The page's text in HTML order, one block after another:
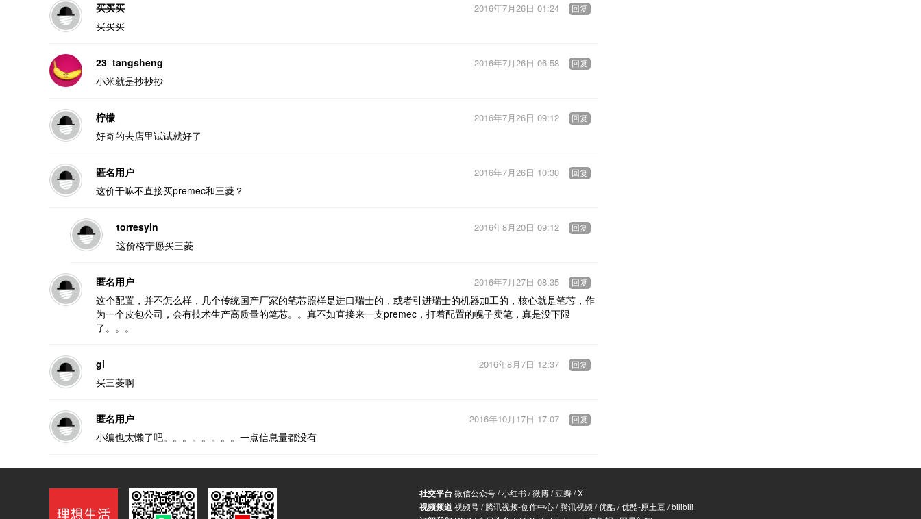
买买买
买买买
2016年7月26日 01:24 回复
23_tangsheng
小米就是抄抄抄
2016年7月26日 06:58 回复
柠檬
好奇的去店里试试就好了
2016年7月26日 09:12 回复
匿名用户
这价干嘛不直接买premec和三菱？
2016年7月26日 10:30 回复
torresyin
这价格宁愿买三菱
2016年8月20日 09:12 回复
匿名用户
这个配置，并不怎么样，几个传统国产厂家的笔芯照样是进口瑞士的，或者引进瑞士的机器加工的，核心就是笔芯，作
为一个皮包公司，会有技术生产高质量的笔芯。。真不如直接来一支premec，打着配置的幌子卖笔，真是没下限
了。。。
2016年7月27日 08:35 回复
gl
买三菱啊
2016年8月7日 12:37 回复
匿名用户
小编也太懒了吧。。。。。。。。一点信息量都没有
2016年10月17日 17:07 回复
社交平台微信公众号/小红书/微博/豆瓣/X
视频频道视频号/腾讯视频-创作中心/腾讯视频/优酷/优酷-原土豆 /bilibili